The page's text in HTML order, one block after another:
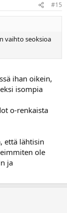
#15
vaihto seoksioa
ihan oikein,
isompia
o-renkaista
että lähtisin
ole
ja